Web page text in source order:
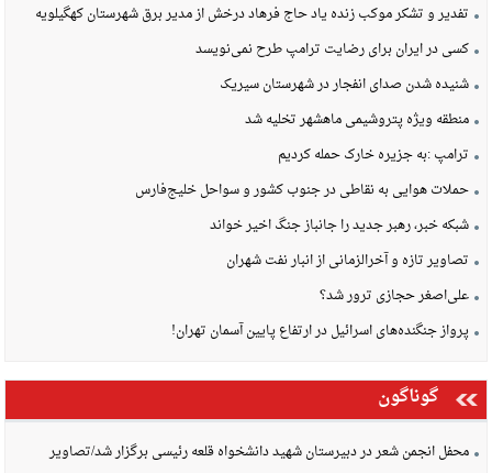
تفدیر و تشکر موکب زنده یاد حاج فرهاد درخش از مدیر برق شهرستان کهگیلویه
کسی در ایران برای رضایت ترامپ طرح نمی‌نویسد
شنیده شدن صدای انفجار در شهرستان سیریک
منطقه ویژه پتروشیمی ماهشهر تخلیه شد
ترامپ :به جزیره خارک حمله کردیم
حملات هوایی به نقاطی در جنوب کشور و سواحل خلیج‌فارس
شبکه خبر، رهبر جدید را جانباز جنگ اخیر خواند
تصاویر تازه و آخرالزمانی از انبار نفت شهران
علی‌اصغر حجازی ترور شد؟
پرواز جنگنده‌های اسرائیل در ارتفاع پایین آسمان تهران!
گوناگون
محفل انجمن شعر در دبیرستان شهید دانشخواه قلعه رئیسی برگزار شد/تصاویر